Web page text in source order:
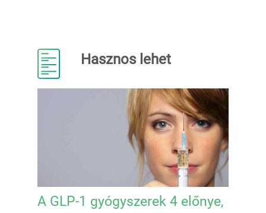
Hasznos lehet
A GLP-1 gyógyszerek 4 előnye,